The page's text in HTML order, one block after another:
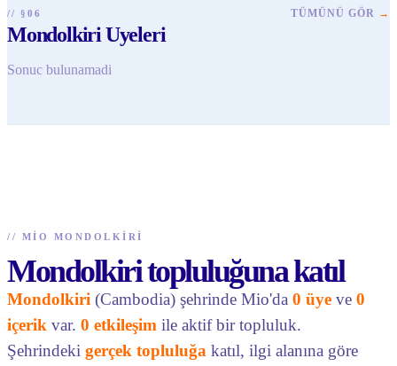
// §06
Mondolkiri Uyeleri
TÜMÜNÜ GÖR →
Sonuc bulunamadi
// MIO MONDOLKIRI
Mondolkiri topluluğuna katıl
Mondolkiri (Cambodia) şehrinde Mio'da 0 üye ve 0
içerik var. 0 etkileşim ile aktif bir topluluk.
Şehrindeki gerçek topluluğa katıl, ilgi alanına göre